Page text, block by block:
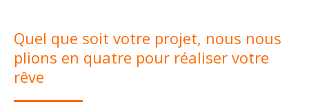
Quel que soit votre projet, nous nous
plions en quatre pour réaliser votre
rêve